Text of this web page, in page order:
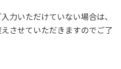
力いただけていない場合は、
させていただきますのでご了